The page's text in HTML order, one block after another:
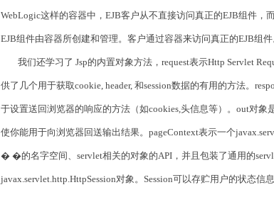
WebLogic这样的容器中，EJB客户从不直接访问真正的EJB组件，
EJB组件由容器所创建和管理。客户通过容器来访问真正的EJB组件
我们还学习了 Jsp的内置对象方法，request表示Http Servlet
供了几个用于获取cookie, header, 和session数据的有用的方法。
于设置送回浏览器的响应的方法（如cookies,头信息等）。out对象
使你能用于向浏览器回送输出结果。pageContext表示一个
� �的名字空间、servlet相关的对象的API，并且包装了通用的
javax.servlet.http.HttpSession对象。Session可以存贮用户的状态信